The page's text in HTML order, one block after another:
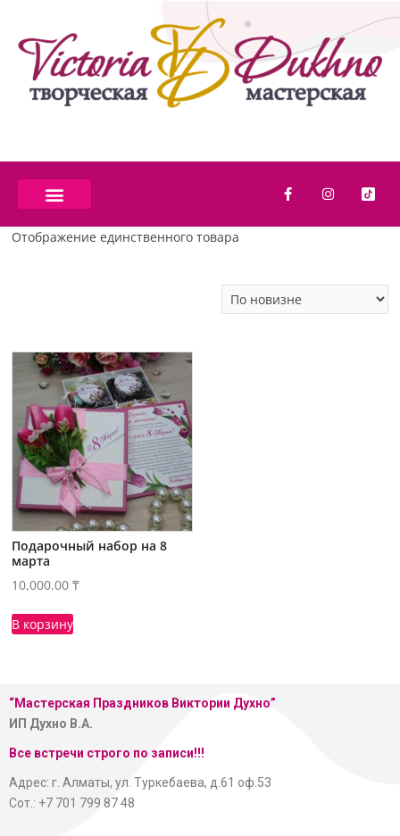
Отображение единственного товара
Подарочный набор на 8
марта
10,000.00₸
В корзину
“Мастерская Праздников Виктории Духно”
ИП Духно В.А.
Все встречи строго по записи!!!
Адрес: г. Алматы, ул. Туркебаева, д.61 оф.53
Сот.: +7 701 799 87 48